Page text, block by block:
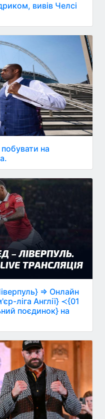
вивів Челсі
на
⇒ Онлайн
ліга Англії} ≺{01
поєдинок} на